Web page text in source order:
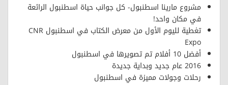
مشروع مارينا اسطنبول- كل جوانب حياة اسطنبول الرائعة
في مكان واحد!
تغطية لليوم الأول من معرض الكتاب في اسطنبول CNR
Expo
أفضل 10 أفلام تم تصويرها في اسطنبول
2016 عام جديد وبداية جديدة
رحلات وجولات مميزة في اسطنبول